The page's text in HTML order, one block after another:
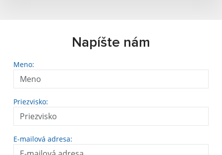
Napíšte nám
Meno:
Priezvisko:
E-mailová adresa: